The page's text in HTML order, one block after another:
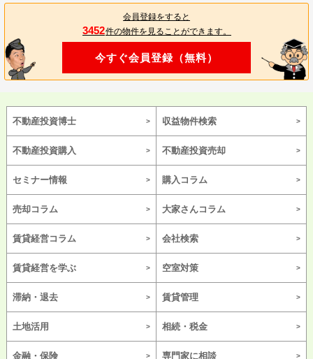
会員登録をすると
3452件の物件を見ることができます。
今すぐ会員登録（無料）
不動産投資博士 収益物件検索
不動産投資購入 不動産投資売却
セミナー情報 購入コラム
売却コラム 大家さんコラム
賃貸経営コラム 会社検索
賃貸経営を学ぶ 空室対策
滞納・退去 賃貸管理
土地活用 相続・税金
金融・保険 専門家に相談